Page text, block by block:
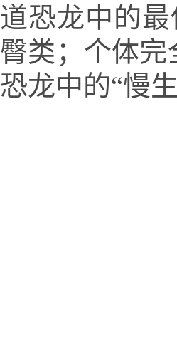
道恐龙中的
臀类；个体完
恐龙中的“慢